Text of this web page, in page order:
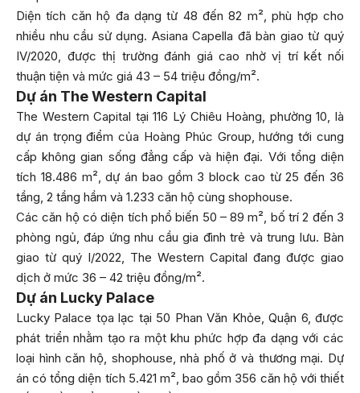
Diện tích căn hộ đa dạng từ 48 đến 82 m², phù hợp cho
nhiều nhu cầu sử dụng. Asiana Capella đã bàn giao từ quý
IV/2020, được thị trường đánh giá cao nhờ vị trí kết nối
thuận tiện và mức giá 43 – 54 triệu đồng/m².
Dự án The Western Capital
The Western Capital tại 116 Lý Chiêu Hoàng, phường 10, là
dự án trọng điểm của Hoàng Phúc Group, hướng tới cung
cấp không gian sống đẳng cấp và hiện đại. Với tổng diện
tích 18.486 m², dự án bao gồm 3 block cao từ 25 đến 36
tầng, 2 tầng hầm và 1.233 căn hộ cùng shophouse.
Các căn hộ có diện tích phổ biến 50 – 89 m², bố trí 2 đến 3
phòng ngủ, đáp ứng nhu cầu gia đình trẻ và trung lưu. Bàn
giao từ quý I/2022, The Western Capital đang được giao
dịch ở mức 36 – 42 triệu đồng/m².
Dự án Lucky Palace
Lucky Palace tọa lạc tại 50 Phan Văn Khỏe, Quận 6, được
phát triển nhằm tạo ra một khu phức hợp đa dạng với các
loại hình căn hộ, shophouse, nhà phố ở và thương mại. Dự
án có tổng diện tích 5.421 m², bao gồm 356 căn hộ với thiết